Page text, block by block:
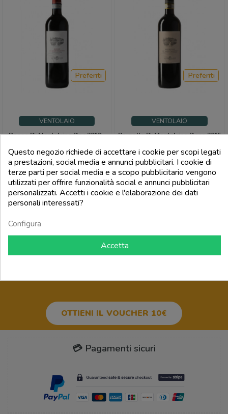
VENTOLAIO
Rosso Di Montalcino Doc 2019 -
Prezzo
16,99 €
Preferiti
add_shopping_cart
VENTOLAIO
Brunello Di Montalcino Docg 2015
Prezzo
37,00 €
Preferiti
add_shopping_cart
BUONO SCONTO 10€PER IL
OTTIENI IL VOUCHER 10€
💳 Pagamenti sicuri
Questo negozio richiede di accettare i cookie per scopi legati
a prestazioni, social media e annunci pubblicitari. I cookie di
terze parti per social media e a scopo pubblicitario vengono
utilizzati per offrire funzionalità social e annunci pubblicitari
personalizzati. Accetti i cookie e l'elaborazione dei dati
personali interessati?
Configura
Accetta